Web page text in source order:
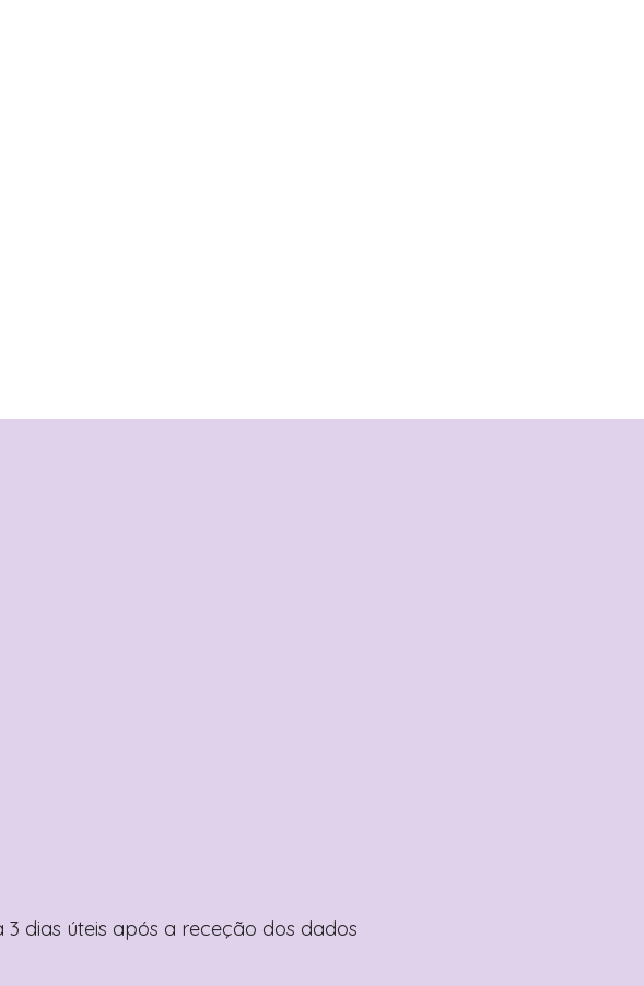
dias úteis após a receção dos dados